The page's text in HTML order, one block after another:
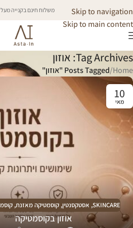
Skip to navigation
Skip to main content
משלוח חינם בקנייה מעל 450 ₪
Tag Archives: אוזון
Home
/Posts Tagged "אוזון"
10
מאי
SKINCARE
, אסטקסנטין, קוסמטיקה מאזנת,
אוזון בקוסמטיקה